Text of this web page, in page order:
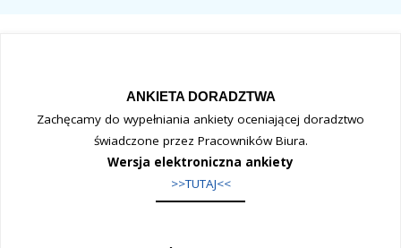
ANKIETA DORADZTWA
Zachęcamy do wypełniania ankiety oceniającej doradztwo
świadczone przez Pracowników Biura.
Wersja elektroniczna ankiety
>>TUTAJ<<